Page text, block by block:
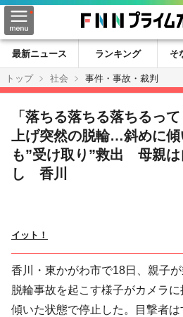
最新ニュース ランキング そ
トップ
社会 事件・事故・裁判
「落ちる落ちる落ちるっ
上げ突然の脱輪…斜めに傾
も”受け取り”救出 母親は
し 香川
イット！
香川・東かがわ市で18日、親子
脱輪事故を起こす様子がカメラ
傾いた状態で停止した。目撃者は